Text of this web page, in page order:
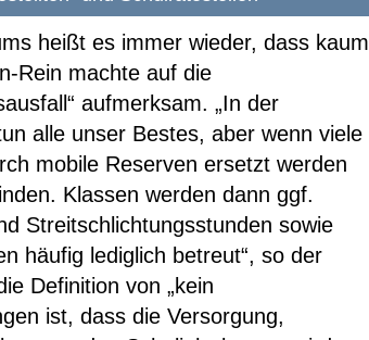
heißt es immer wieder, dass kaum
Rein machte auf die
aufmerksam. „In der
alle unser Bestes, aber wenn viele
mobile Reserven ersetzt werden
Klassen werden dann ggf.
Streitschlichtungsstunden sowie
häufig lediglich betreut“, so der
Definition von „kein
ist, dass die Versorgung,